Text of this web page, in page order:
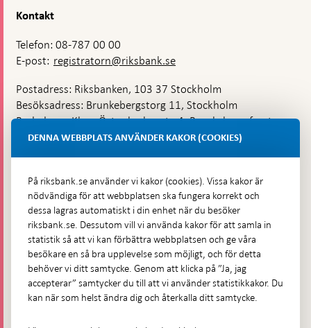
Kontakt
Telefon: 08-787 00 00
E-post: registratorn@riksbank.se
Postadress: Riksbanken, 103 37 Stockholm
Besöksadress: Brunkebergstorg 11, Stockholm
Budadress: Klara Östra kyrkogata 4, Brunkebergsfaret,
Lastplats 6
Hitta direkt
Frågor och svar-
Öppnas
i
ny
flik
Till Riksbankens webbarkiv-
Öppnas
i
ny
Presskontakt
Integritetspolicy
DENNA WEBBPLATS ANVÄNDER KAKOR (COOKIES)
På riksbank.se använder vi kakor (cookies). Vissa kakor är
nödvändiga för att webbplatsen ska fungera korrekt och
dessa lagras automatiskt i din enhet när du besöker
riksbank.se. Dessutom vill vi använda kakor för att samla in
statistik så att vi kan förbättra webbplatsen och ge våra
besökare en så bra upplevelse som möjligt, och för detta
behöver vi ditt samtycke. Genom att klicka på ”Ja, jag
accepterar” samtycker du till att vi använder statistikkakor. Du
kan när som helst ändra dig och återkalla ditt samtycke.